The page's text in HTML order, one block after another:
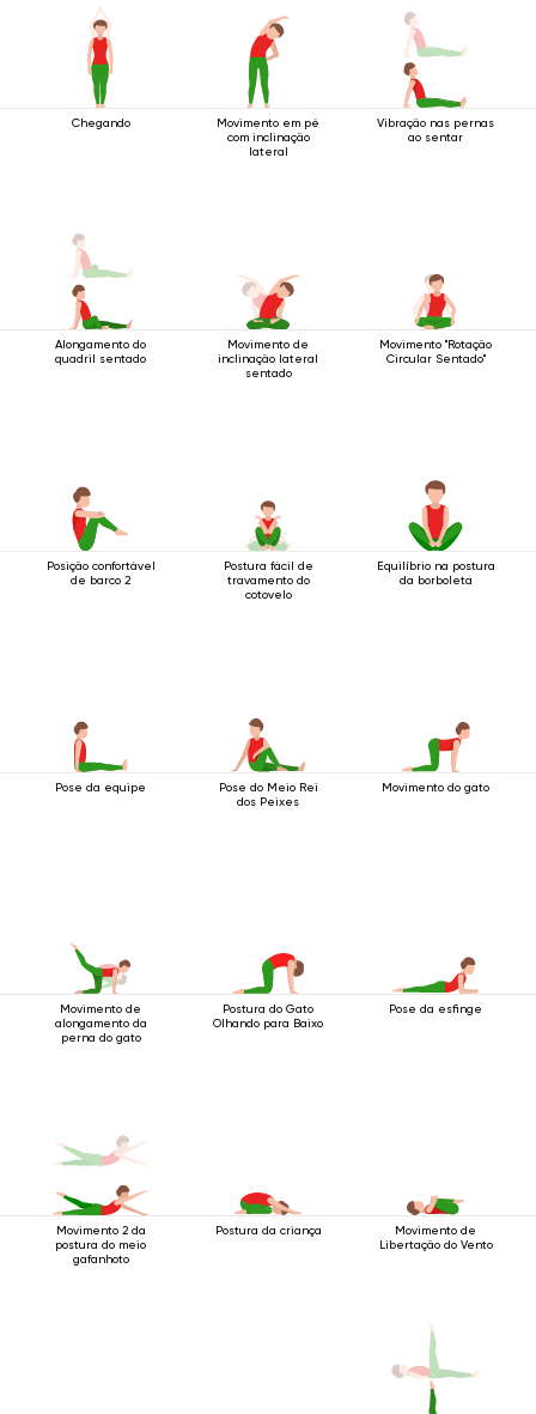
Chegando
Movimento em pé
com inclinação
lateral
Vibração nas pernas
ao sentar
Alongamento do
quadril sentado
Movimento de
inclinação lateral
sentado
Movimento "Rotação
Circular Sentado"
Posição confortável
de barco 2
Postura fácil de
travamento do
cotovelo
Equilíbrio na postura
da borboleta
Pose da equipe
Pose do Meio Rei
dos Peixes
Movimento do gato
Movimento de
alongamento da
perna do gato
Postura do Gato
Olhando para Baixo
Pose da esfinge
Movimento 2 da
postura do meio
gafanhoto
Postura da criança
Movimento de
Libertação do Vento